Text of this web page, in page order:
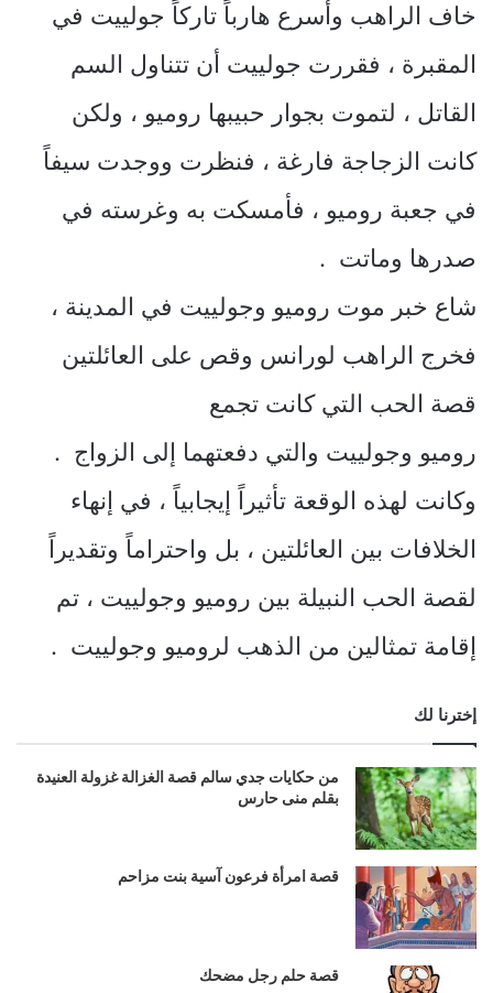
خاف الراهب وأسرع هارباً تاركاً جولييت في
المقبرة ، فقررت جولييت أن تتناول السم
القاتل ، لتموت بجوار حبيبها روميو ، ولكن
كانت الزجاجة فارغة ، فنظرت ووجدت سيفاً
في جعبة روميو ، فأمسكت به وغرسته في
صدرها وماتت .
شاع خبر موت روميو وجولييت في المدينة ،
فخرج الراهب لورانس وقص على العائلتين
قصة الحب التي كانت تجمع
روميو وجولييت والتي دفعتهما إلى الزواج .
وكانت لهذه الوقعة تأثيراً إيجابياً ، في إنهاء
الخلافات بين العائلتين ، بل واحتراماً وتقديراً
لقصة الحب النبيلة بين روميو وجولييت ، تم
إقامة تمثالين من الذهب لروميو وجولييت .
إخترنا لك
من حكايات جدي سالم قصة الغزالة غزولة العنيدة
بقلم منى حارس
قصة امرأة فرعون آسية بنت مزاحم
قصة حلم رجل مضحك